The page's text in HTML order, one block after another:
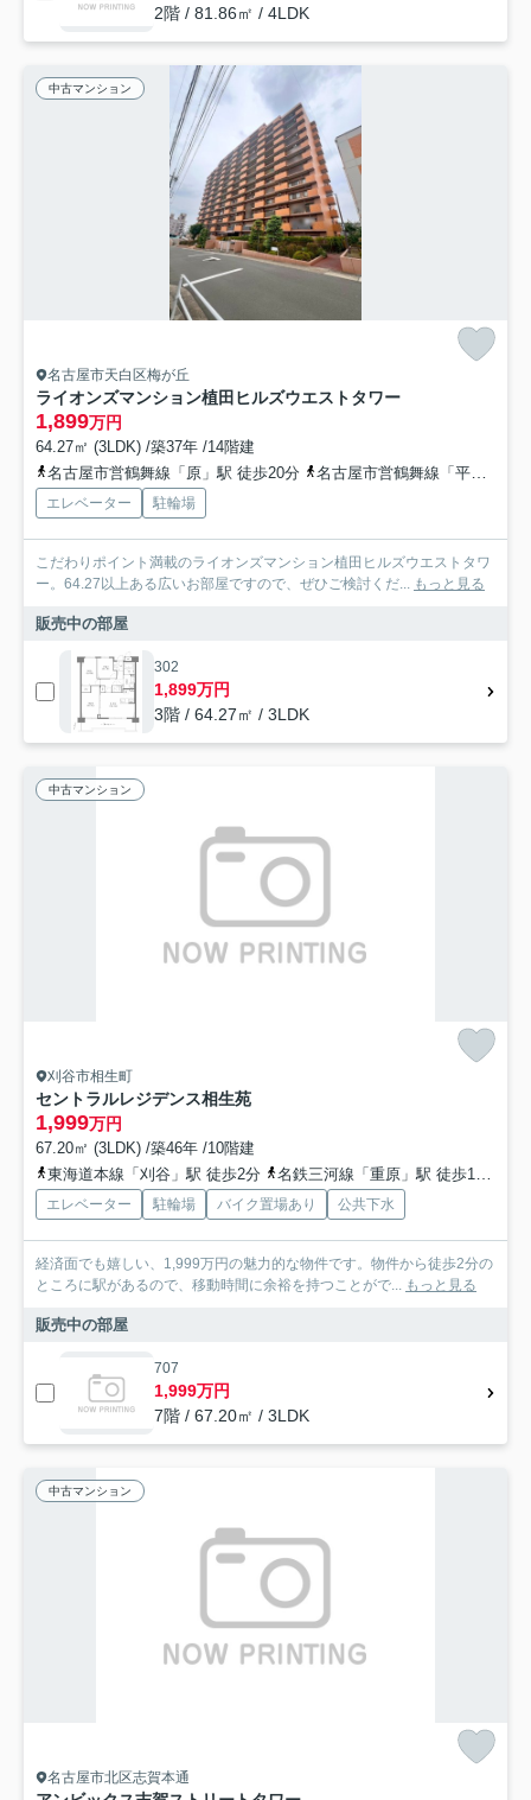
2階 / 81.86㎡ / 4LDK
中古マンション
名古屋市天白区梅が丘
ライオンズマンション植田ヒルズウエストタワー
1,899万円
64.27㎡ (3LDK) /築37年 /14階建
名古屋市営鶴舞線「原」駅 徒歩20分
名古屋市営鶴舞線「平針」駅 徒歩24分
エレベーター 駐輪場
こだわりポイント満載のライオンズマンション植田ヒルズウエストタワ
ー。64.27以上ある広いお部屋ですので、ぜひご検討くだ... もっと見る
販売中の部屋
302
1,899万円
3階 / 64.27㎡ / 3LDK
中古マンション
刈谷市相生町
セントラルレジデンス相生苑
1,999万円
67.20㎡ (3LDK) /築46年 /10階建
東海道本線「刈谷」駅 徒歩2分
名鉄三河線「重原」駅 徒歩18分
エレベーター 駐輪場 バイク置場あり 公共下水
経済面でも嬉しい、1,999万円の魅力的な物件です。物件から徒歩2分の
ところに駅があるので、移動時間に余裕を持つことがで... もっと見る
販売中の部屋
707
1,999万円
7階 / 67.20㎡ / 3LDK
中古マンション
名古屋市北区志賀本通